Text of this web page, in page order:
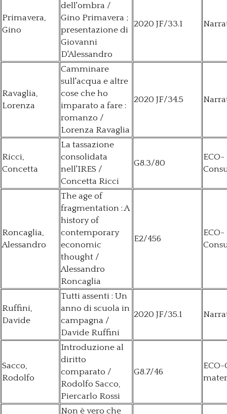
Primavera,
Gino
dell'ombra /
Gino Primavera ;
presentazione di
Giovanni
D'Alessandro
2020 JF/33.1
Ravaglia,
Lorenza
Camminare
sull'acqua e altre
cose che ho
imparato a fare :
romanzo /
Lorenza Ravaglia
2020 JF/34.5
Ricci,
Concetta
La tassazione
consolidata
nell'IRES /
Concetta Ricci
G8.3/80
ECO-
Roncaglia,
Alessandro
The age of
fragmentation : A
history of
contemporary
economic
thought /
Alessandro
Roncaglia
E2/456
ECO-
Ruffini,
Davide
Tutti assenti : Un
anno di scuola in
campagna /
Davide Ruffini
2020 JF/35.1
Sacco,
Rodolfo
Introduzione al
diritto
comparato /
Rodolfo Sacco,
Piercarlo Rossi
G8.7/46
ECO-
Non è vero che